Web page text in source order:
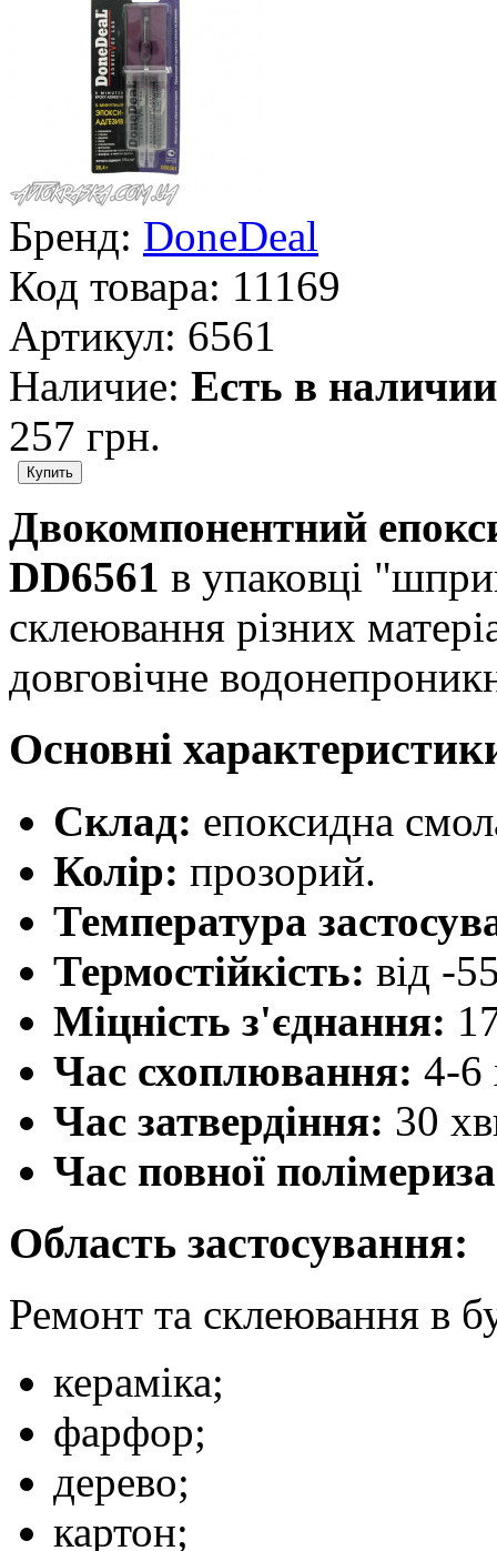
Бренд: DoneDeal
Код товара: 11169
Артикул: 6561
Наличие: Есть в наличии
257 грн.
Двокомпонентний
DD6561 в упаковці
склеювання різних
довговічне
Основні
Склад: епоксидна
Колір: прозорий.
Температура
Термостійкість: від -
Міцність з'єднання:
Час схоплювання: 4-6
Час затвердіння: 30
Час повної
Область застосування:
Ремонт та склеювання в
кераміка;
фарфор;
дерево;
картон;